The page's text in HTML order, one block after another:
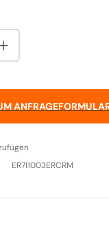
Gib den
ER7I1003ERCRM